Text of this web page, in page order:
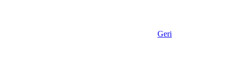
Geri